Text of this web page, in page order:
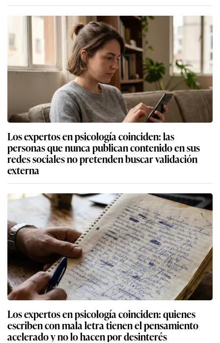
Los expertos en psicología coinciden: las
personas que nunca publican contenido en sus
redes sociales no pretenden buscar validación
externa
Los expertos en psicología coinciden: quienes
escriben con mala letra tienen el pensamiento
acelerado y no lo hacen por desinterés